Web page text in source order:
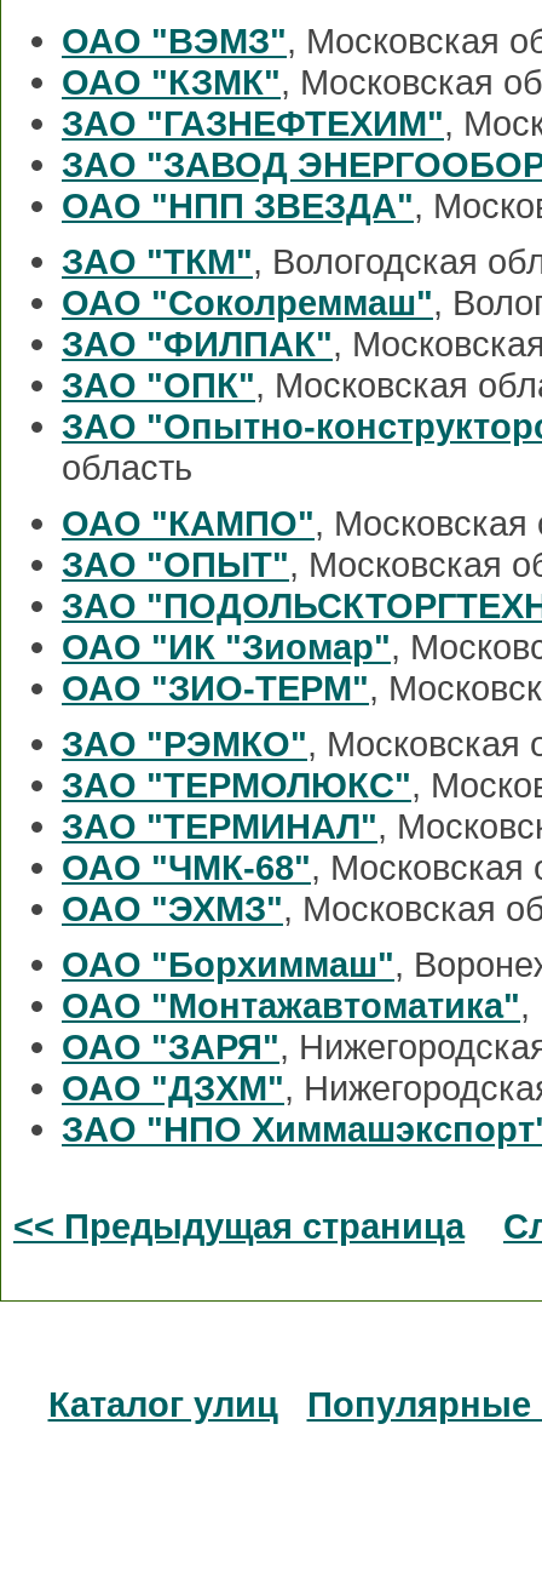
ОАО "ВЭМЗ", Московская
ОАО "КЗМК", Московская
ЗАО "ГАЗНЕФТЕХИМ",
ЗАО "ЗАВОД
ОАО "НПП ЗВЕЗДА",
ЗАО "ТКМ", Вологодская
ОАО "Соколреммаш",
ЗАО "ФИЛПАК",
ЗАО "ОПК", Московская
ЗАО "Опытно-
область
ОАО "КАМПО", Московская
ЗАО "ОПЫТ", Московская
ЗАО
ОАО "ИК "Зиомар",
ОАО "ЗИО-ТЕРМ",
ЗАО "РЭМКО", Московская
ЗАО "ТЕРМОЛЮКС",
ЗАО "ТЕРМИНАЛ",
ОАО "ЧМК-68", Московская
ОАО "ЭХМЗ", Московская
ОАО "Борхиммаш",
ОАО "Монтажавтоматика",
ОАО "ЗАРЯ",
ОАО "ДЗХМ",
ЗАО "НПО
<< Предыдущая страница
Каталог улиц Популярные